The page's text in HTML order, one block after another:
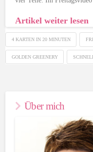
Artikel weiter lesen
4 KARTEN IN 20 MINUTEN
GOLDEN GREENERY
Über mich